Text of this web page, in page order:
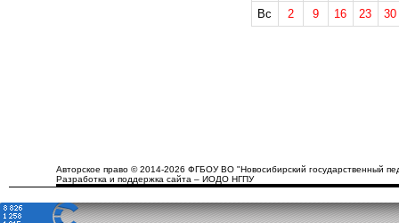
Вс
2 9 16 23 30
Авторское право © 2014-2026 ФГБОУ ВО "Новосибирский государственный
Разработка и поддержка сайта – ИОДО НГПУ